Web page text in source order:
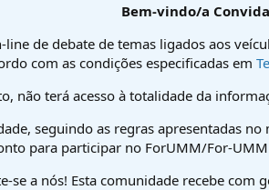
Bem-vindo/a
de debate de temas ligados aos
com as condições especificadas em
não terá acesso à totalidade da
seguindo as regras apresentadas
para participar no ForUMM/For-
se a nós! Esta comunidade recebe com